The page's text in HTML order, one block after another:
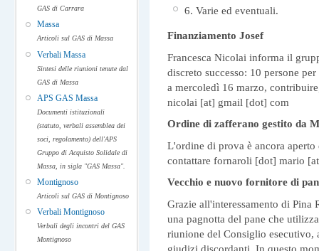
GAS di Carrara
Massa
Articoli sul GAS di Massa
Verbali Massa
Sintesi delle riunioni tenute dal
GAS di Massa
APS GAS Massa
Documenti istituzionali
(statuto, verbali assemblea dei
soci, regolamento) dell'APS
Gruppo di Acquisto Solidale di
Massa, in sigla "GAS Massa".
Montignoso
Articoli sul GAS di Montignoso
Verbali Montignoso
Verbali degli incontri del GAS
Montignoso
6. Varie ed eventuali.
Finanziamento Josef
Francesca Nicolai informa il
discreto successo: 10 persone
a mercoledì 16 marzo,
nicolai [at] gmail [dot] com
Ordine di zafferano gestito da
L'ordine di prova è ancora
contattare fornaroli [dot] mario
Vecchio e nuovo fornitore di
Grazie all'interessamento di Pina
una pagnotta del pane che
riunione del Consiglio esecutivo,
giudizi discordanti. In questo